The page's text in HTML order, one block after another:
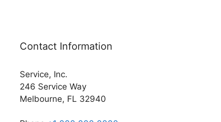
Contact Information
Service, Inc.
246 Service Way
Melbourne, FL 32940